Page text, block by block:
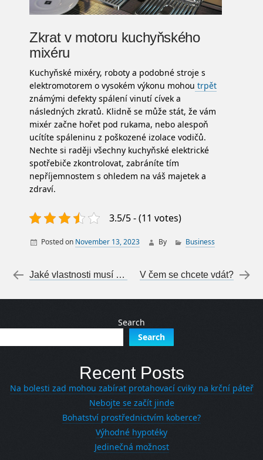
Zkrat v motoru kuchyňského
mixéru
Kuchyňské mixéry, roboty a podobné stroje s
elektromotorem o vysokém výkonu mohou trpět
známými defekty spálení vinutí cívek a
následných zkratů. Klidně se může stát, že vám
mixér začne hořet pod rukama, nebo alespoň
ucítíte spáleninu z poškozené izolace vodičů.
Nechte si raději všechny kuchyňské elektrické
spotřebiče zkontrolovat, zabráníte tím
nepříjemnostem s ohledem na váš majetek a
zdraví.
3.5/5 - (11 votes)
Posted on November 13, 2023 By Business
Post navigation
←
Jaké vlastnosti musí mít mycí stůl V čem se chcete vdát? →
Search
Search
Recent Posts
Na bolesti zad mohou zabírat protahovací cviky na krční páteř
Nebojte se začít jinde
Bohatství prostřednictvím koberce?
Výhodné hypotéky
Jedinečná možnost